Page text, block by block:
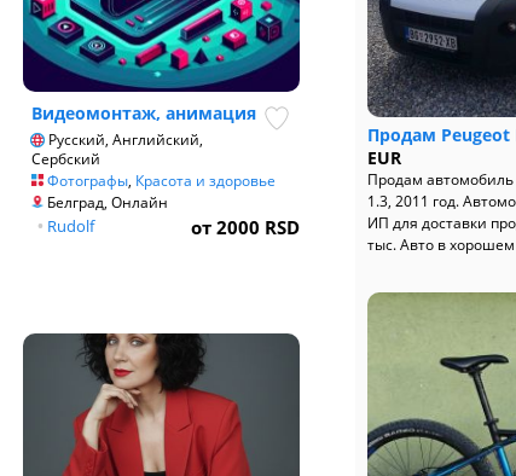
Видеомонтаж, анимация
Русский, Английский,
Сербский
Фотографы, Красота и здоровье
Белград, Онлайн
от 2000 RSD
• Rudolf
Продам Peugeot
EUR
Продам автомобиль
1.3, 2011 год.
ИП для доставки
тыс. Авто в